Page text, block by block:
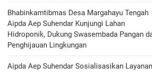
Bhabinkamtibmas Desa Margahayu Tengah
Aipda Aep Suhendar Kunjungi Lahan
Hidroponik, Dukung Swasembada Pangan
Penghijauan Lingkungan
Aipda Aep Suhendar Sosialisasikan Layanan